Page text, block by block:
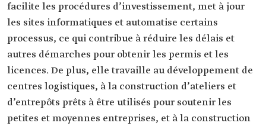
facilite les procédures d’investissement, met à jour
les sites informatiques et automatise certains
processus, ce qui contribue à réduire les délais et
autres démarches pour obtenir les permis et les
licences. De plus, elle travaille au développement de
centres logistiques, à la construction d’ateliers et
d’entrepôts prêts à être utilisés pour soutenir les
petites et moyennes entreprises, et à la construction